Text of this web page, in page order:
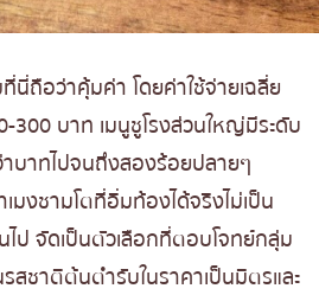
ถือว่าคุ้มค่า โดยค่าใช้จ่ายเฉลี่ย
บาท เมนูชูโรงส่วนใหญ่มีระดับ
บาทไปจนถึงสองร้อยปลายๆ
มงชามโตที่อิ่มท้องได้จริงไม่เป็น
ไป จัดเป็นตัวเลือกที่ตอบโจทย์กลุ่ม
ชาติต้นตำรับในราคาเป็นมิตรและ